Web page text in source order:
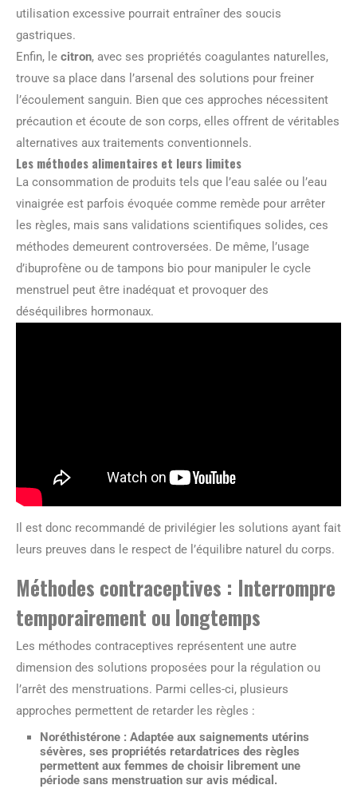
utilisation excessive pourrait entraîner des soucis
gastriques.
Enfin, le citron, avec ses propriétés coagulantes naturelles,
trouve sa place dans l’arsenal des solutions pour freiner
l’écoulement sanguin. Bien que ces approches nécessitent
précaution et écoute de son corps, elles offrent de véritables
alternatives aux traitements conventionnels.
Les méthodes alimentaires et leurs limites
La consommation de produits tels que l’eau salée ou l’eau
vinaigrée est parfois évoquée comme remède pour arrêter
les règles, mais sans validations scientifiques solides, ces
méthodes demeurent controversées. De même, l’usage
d’ibuprofène ou de tampons bio pour manipuler le cycle
menstruel peut être inadéquat et provoquer des
déséquilibres hormonaux.
Il est donc recommandé de privilégier les solutions ayant fait
leurs preuves dans le respect de l’équilibre naturel du corps.
Méthodes contraceptives : Interrompre
temporairement ou longtemps
Les méthodes contraceptives représentent une autre
dimension des solutions proposées pour la régulation ou
l’arrêt des menstruations. Parmi celles-ci, plusieurs
approches permettent de retarder les règles :
Noréthistérone : Adaptée aux saignements utérins
sévères, ses propriétés retardatrices des règles
permettent aux femmes de choisir librement une
période sans menstruation sur avis médical.